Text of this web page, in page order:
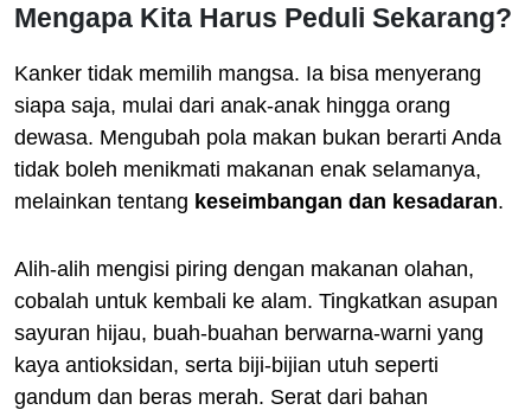
Mengapa Kita Harus Peduli Sekarang?
Kanker tidak memilih mangsa. Ia bisa menyerang
siapa saja, mulai dari anak-anak hingga orang
dewasa. Mengubah pola makan bukan berarti Anda
tidak boleh menikmati makanan enak selamanya,
melainkan tentang keseimbangan dan kesadaran.
Alih-alih mengisi piring dengan makanan olahan,
cobalah untuk kembali ke alam. Tingkatkan asupan
sayuran hijau, buah-buahan berwarna-warni yang
kaya antioksidan, serta biji-bijian utuh seperti
gandum dan beras merah. Serat dari bahan